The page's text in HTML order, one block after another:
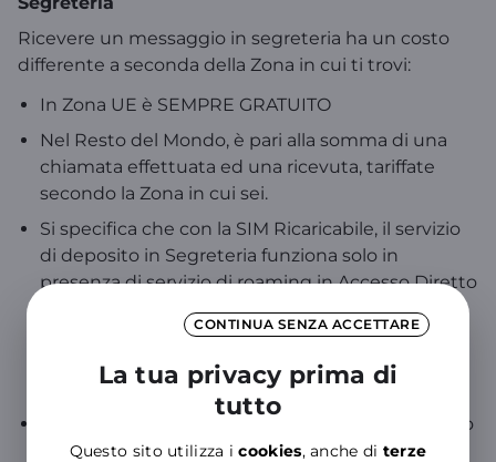
CONTINUA SENZA ACCETTARE
La tua privacy prima di
tutto
Questo sito utilizza icookies, anche di terze
Ricevere un messaggio in segreteria ha un costo
differente a seconda della Zona in cui ti trovi:
In Zona UE è SEMPRE GRATUITO
Nel Resto del Mondo, è pari alla somma di una
chiamata effettuata ed una ricevuta, tariffate
secondo la Zona in cui sei.
Si specifica che con la SIM Ricaricabile, il servizio
di deposito in Segreteria funziona solo in
presenza di servizio di roaming in Accesso Diretto
e nei casi di "occupato" e "libero non risponde". Il
costo è pari alla somma di una chiamata
effettuata ed una ricevuta, tariffate secondo la
Zona in cui sei e al piano che hai in consistenza.
In presenza di SIM con Abbonamento, il deposito
in Segreteria è sempre abilitato. Il costo viene